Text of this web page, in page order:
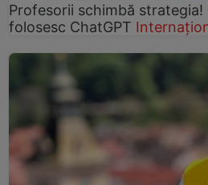
Profesorii schimbă
folosesc ChatGPT